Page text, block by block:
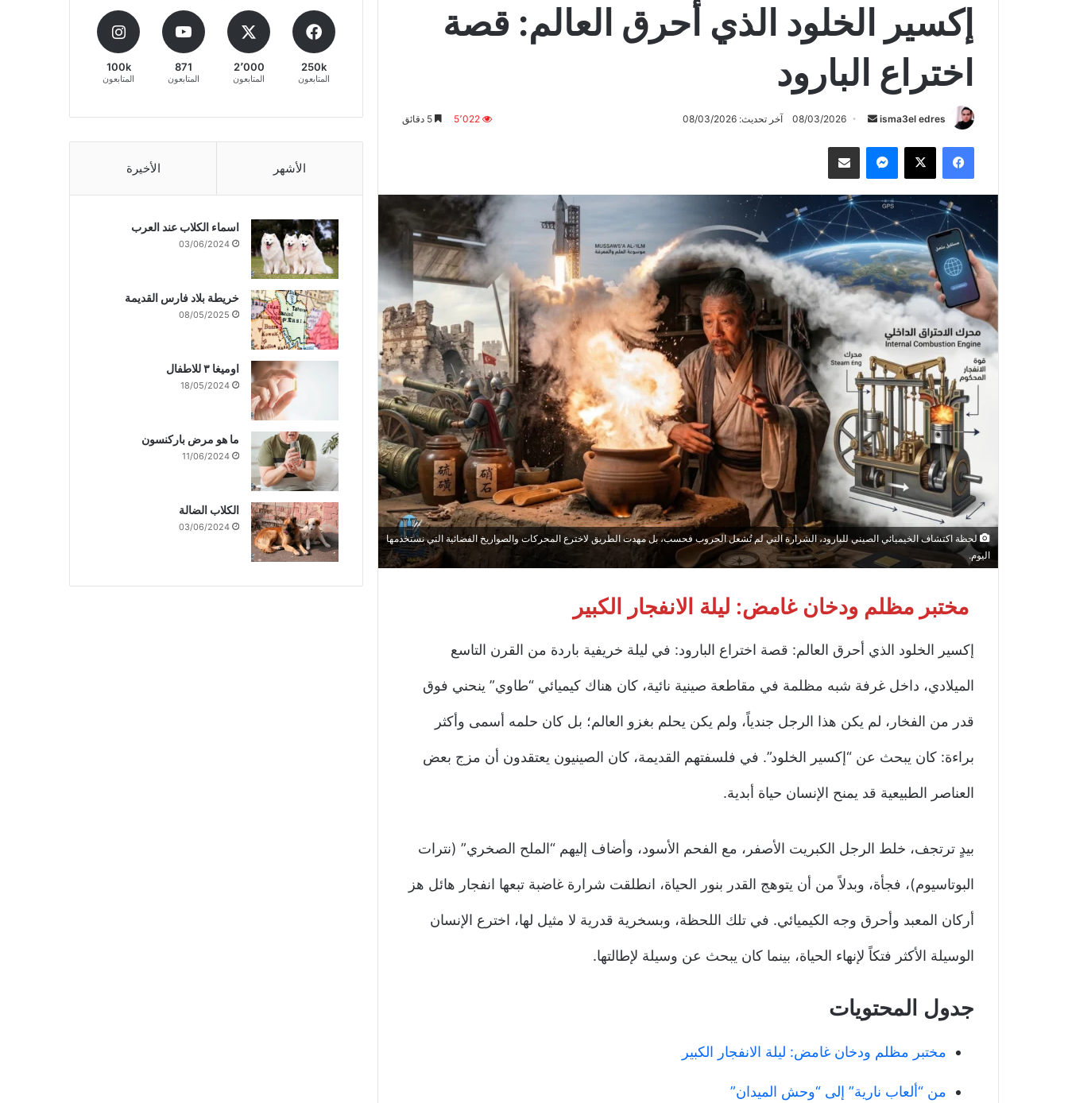
إكسير الخلود الذي أحرق العالم: قصة
اختراع البارود
isma3el edres
أرسل
إلكترونيا
08/03/2026 آخر تحديث: 08/03/2026 5٬022
فيسبوك ‫X ماسنجر مشاركة عبر البريد
لحظة اكتشاف الخيميائي الصيني للبارود، الشرارة التي لم تُشعل الحروب فحسب، بل مهدت الطريق لاخترع المحركات والصواريخ الفضائية التي نستخدمها
اليوم.
مختبر مظلم ودخان غامض: ليلة الانفجار الكبير
إكسير الخلود الذي أحرق العالم: قصة اختراع البارود: في ليلة خريفية باردة من القرن التاسع
الميلادي، داخل غرفة شبه مظلمة في مقاطعة صينية نائية، كان هناك كيميائي “طاوي” ينحني فوق
قدر من الفخار، لم يكن هذا الرجل جندياً، ولم يكن يحلم بغزو العالم؛ بل كان حلمه أسمى وأكثر
براءة: كان يبحث عن “إكسير الخلود”. في فلسفتهم القديمة، كان الصينيون يعتقدون أن مزج بعض
العناصر الطبيعية قد يمنح الإنسان حياة أبدية.
بيدٍ ترتجف، خلط الرجل الكبريت الأصفر، مع الفحم الأسود، وأضاف إليهم “الملح الصخري” (نترات
البوتاسيوم)، فجأة، وبدلاً من أن يتوهج القدر بنور الحياة، انطلقت شرارة غاضبة تبعها انفجار هائل هز
أركان المعبد وأحرق وجه الكيميائي. في تلك اللحظة، وبسخرية قدرية لا مثيل لها، اخترع الإنسان
الوسيلة الأكثر فتكاً لإنهاء الحياة، بينما كان يبحث عن وسيلة لإطالتها.
جدول المحتويات
مختبر مظلم ودخان غامض: ليلة الانفجار الكبير
من “ألعاب نارية” إلى “وحش الميدان”
250k
المتابعون
2٬000
المتابعون
871
المتابعون
100k
المتابعون
الأشهر الأخيرة
اسماء الكلاب عند العرب
03/06/2024
خريطة بلاد فارس القديمة
08/05/2025
اوميغا ٣ للاطفال
18/05/2024
ما هو مرض باركنسون
11/06/2024
الكلاب الضالة
03/06/2024